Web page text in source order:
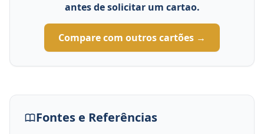
antes de solicitar um cartao.
Compare com outros cartões →
Fontes e Referências